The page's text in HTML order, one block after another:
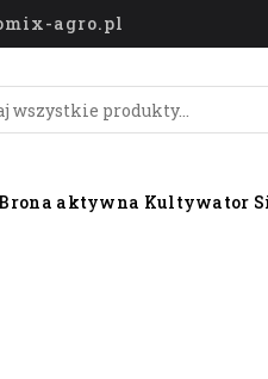
agro.pl
Brona aktywna Kultywator